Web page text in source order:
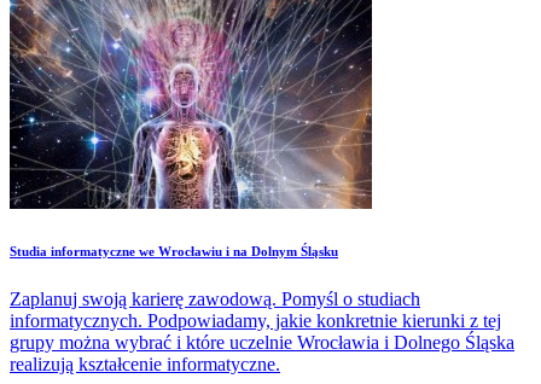
Studia informatyczne we Wrocławiu i na Dolnym Śląsku
Zaplanuj swoją karierę zawodową. Pomyśl o studiach
informatycznych. Podpowiadamy, jakie konkretnie kierunki z tej
grupy można wybrać i które uczelnie Wrocławia i Dolnego Śląska
realizują kształcenie informatyczne.